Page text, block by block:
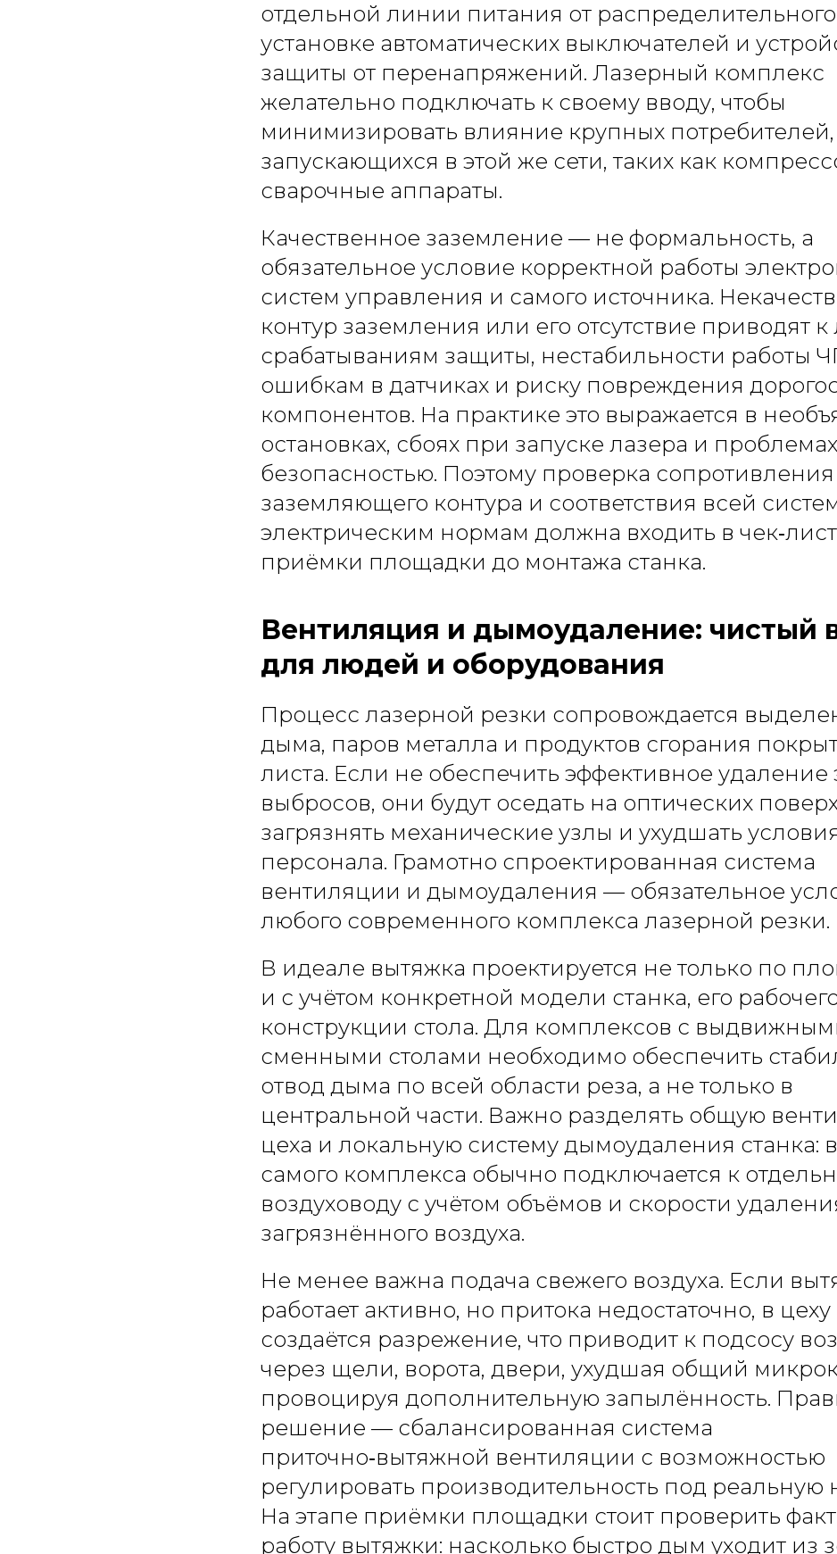
отдельной линии питания от
установке автоматических выключателей и
защиты от перенапряжений. Лазерный комплекс
желательно подключать к своему вводу, чтобы
минимизировать влияние крупных потребителей,
запускающихся в этой же сети, таких как
сварочные аппараты.
Качественное заземление — не формальность, а
обязательное условие корректной работы
систем управления и самого источника.
контур заземления или его отсутствие приводят
срабатываниям защиты, нестабильности работы
ошибкам в датчиках и риску повреждения
компонентов. На практике это выражается в
остановках, сбоях при запуске лазера и
безопасностью. Поэтому проверка сопротивления
заземляющего контура и соответствия всей
электрическим нормам должна входить в чек‑лист
приёмки площадки до монтажа станка.
Вентиляция и дымоудаление: чистый
для людей и оборудования
Процесс лазерной резки сопровождается
дыма, паров металла и продуктов сгорания
листа. Если не обеспечить эффективное удаление
выбросов, они будут оседать на оптических
загрязнять механические узлы и ухудшать
персонала. Грамотно спроектированная система
вентиляции и дымоудаления — обязательное
любого современного комплекса лазерной резки.
В идеале вытяжка проектируется не только по
и с учётом конкретной модели станка, его
конструкции стола. Для комплексов с
сменными столами необходимо обеспечить
отвод дыма по всей области реза, а не только в
центральной части. Важно разделять общую
цеха и локальную систему дымоудаления станка:
самого комплекса обычно подключается к
воздуховоду с учётом объёмов и скорости
загрязнённого воздуха.
Не менее важна подача свежего воздуха. Если
работает активно, но притока недостаточно, в цеху
создаётся разрежение, что приводит к подсосу
через щели, ворота, двери, ухудшая общий
провоцируя дополнительную запылённость.
решение — сбалансированная система
приточно‑вытяжной вентиляции с возможностью
регулировать производительность под реальную
На этапе приёмки площадки стоит проверить
работу вытяжки: насколько быстро дым уходит из